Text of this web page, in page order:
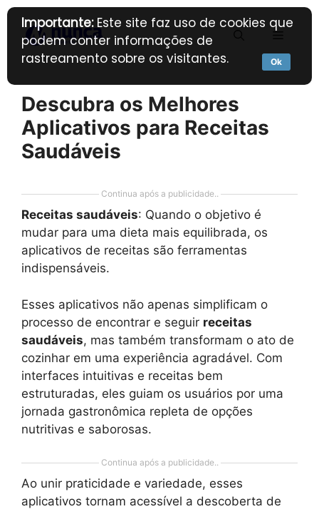
Pular
para
conteúdo
Descubra os Melhores
Aplicativos para Receitas
Saudáveis
Continua após a publicidade..
Receitas saudáveis: Quando o objetivo é
mudar para uma dieta mais equilibrada, os
aplicativos de receitas são ferramentas
indispensáveis.
Esses aplicativos não apenas simplificam o
processo de encontrar e seguir receitas
saudáveis, mas também transformam o ato de
cozinhar em uma experiência agradável. Com
interfaces intuitivas e receitas bem
estruturadas, eles guiam os usuários por uma
jornada gastronômica repleta de opções
nutritivas e saborosas.
Continua após a publicidade..
Ao unir praticidade e variedade, esses
aplicativos tornam acessível a descoberta de
Importante:Este site faz uso de cookies que
podem conter informações de
rastreamento sobre os visitantes.
Ok